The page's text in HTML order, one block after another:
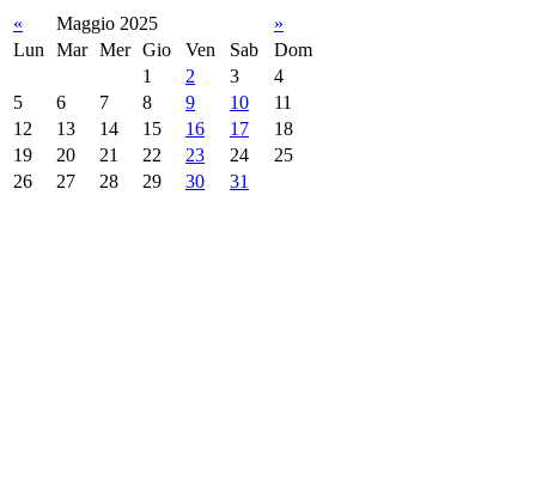
« Maggio 2025
»
Lun
Mar Mer Gio Ven Sab
Dom
1
2 3
4
5
6 7 8 9 10
11
12
13 14 15 16 17
18
19
20 21 22 23 24
25
26
27 28 29 30 31